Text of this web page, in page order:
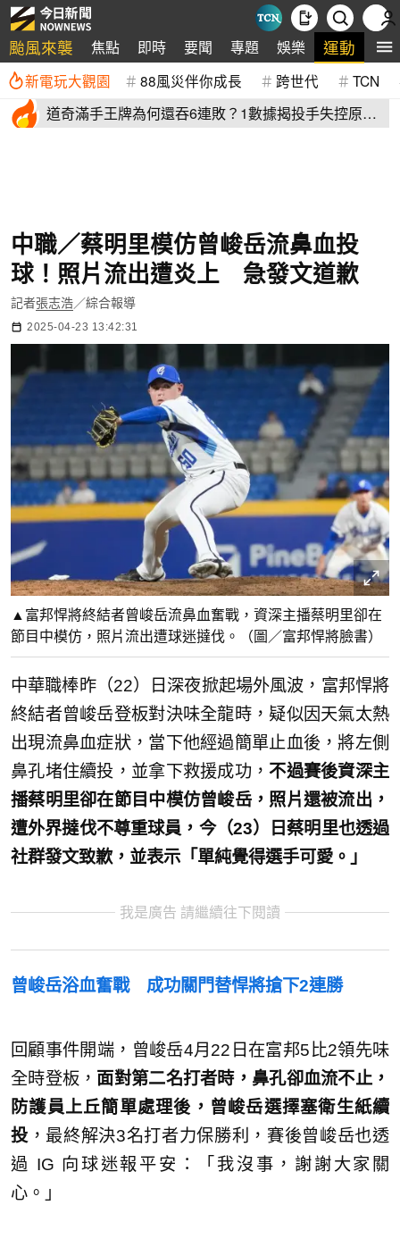
颱風來襲 焦點 即時 要聞 專題 娛樂 運動 全
新電玩大觀園 88風災伴你成長 跨世代 TCN
道奇滿手王牌為何還吞6連敗？1數據揭投手失控原
中職／蔡明里模仿曾峻岳流鼻血投
球！照片流出遭炎上 急發文道歉
記者張志浩／綜合報導
2025-04-23 13:42:31
▲富邦悍將終結者曾峻岳流鼻血奮戰，資深主播蔡明里卻在
節目中模仿，照片流出遭球迷撻伐。（圖／富邦悍將臉書）
中華職棒昨（22）日深夜掀起場外風波，富邦悍將
終結者曾峻岳登板對決味全龍時，疑似因天氣太熱
出現流鼻血症狀，當下他經過簡單止血後，將左側
鼻孔堵住續投，並拿下救援成功，不過賽後資深主
播蔡明里卻在節目中模仿曾峻岳，照片還被流出，
遭外界撻伐不尊重球員，今（23）日蔡明里也透過
社群發文致歉，並表示「單純覺得選手可愛。」
我是廣告 請繼續往下閱讀
曾峻岳浴血奮戰 成功關門替悍將搶下2連勝
回顧事件開端，曾峻岳4月22日在富邦5比2領先味
全時登板， 面對第二名打者時，鼻孔卻血流不止，
防護員上丘簡單處理後，曾峻岳選擇塞衛生紙續
投，最終解決3名打者力保勝利，賽後曾峻岳也透
過 IG 向球迷報平安：「我沒事，謝謝大家關
心。」